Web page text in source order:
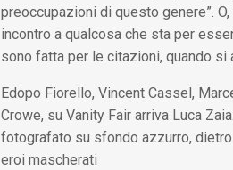
preoccupazioni di questo genere”.
incontro a qualcosa che sta per
sono fatta per le citazioni, quando si
Edopo Fiorello, Vincent Cassel,
Crowe, su Vanity Fair arriva Luca
fotografato su sfondo azzurro,
eroi mascherati